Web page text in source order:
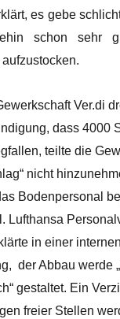
es gebe
schon sehr
Ver.di
dass 4000
teilte die
nicht
Bodenpersonal
Lufthansa
in einer internen
der Abbau werde
gestaltet. Ein
freier Stellen